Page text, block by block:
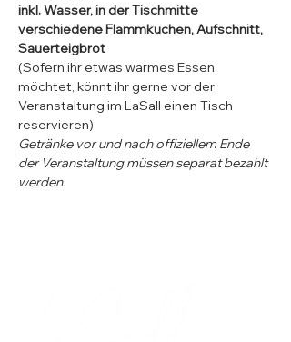
inkl. Wasser, in der Tischmitte
verschiedene Flammkuchen, Aufschnitt,
Sauerteigbrot
(Sofern ihr etwas warmes Essen
möchtet, könnt ihr gerne vor der
Veranstaltung im LaSall einen Tisch
reservieren)
Getränke vor und nach offiziellem Ende
der Veranstaltung müssen separat bezahlt
werden.